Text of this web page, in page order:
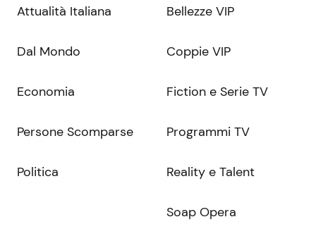
Attualità Italiana
Dal Mondo
Economia
Persone Scomparse
Politica
Bellezze VIP
Coppie VIP
Fiction e Serie TV
Programmi TV
Reality e Talent
Soap Opera